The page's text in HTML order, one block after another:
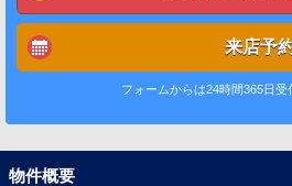
来店予
フォームからは24時間365日受
物件概要